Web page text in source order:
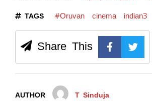
TAGS #Oruvan cinema indian3
Share This
AUTHOR T Sinduja